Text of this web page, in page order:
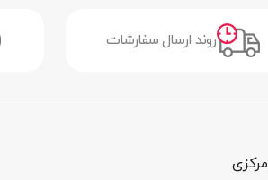
مرکزی
روند ارسال سفارشات